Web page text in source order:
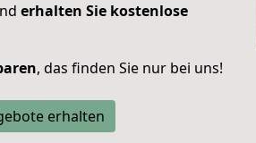
erhalten Sie kostenlose
, das finden Sie nur bei uns!
erhalten